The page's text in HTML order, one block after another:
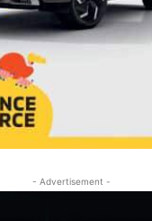
- Advertisement -